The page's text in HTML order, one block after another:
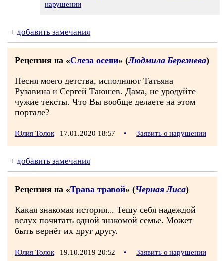
нарушении
+ добавить замечания
Рецензия на «Слеза осени» (Людмила Березнева)
Песня моего детства, исполняют Татьяна
Рузавина и Сергей Таюшев. Дама, не уродуйте
чужие тексты. Что Вы вообще делаете на этом
портале?
Юлия Толок 17.01.2020 18:57 • Заявить о нарушении
+ добавить замечания
Рецензия на «Трава травой» (Черная Лиса)
Какая знакомая история... Тешу себя надеждой
вслух почитать одной знакомой семье. Может
быть вернёт их друг другу.
Юлия Толок 19.10.2019 20:52 • Заявить о нарушении